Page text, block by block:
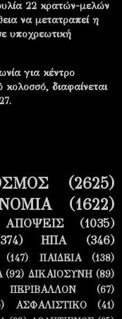
22 κρατών-μελών
να μετατραπεί η
υποχρεωτική
για κέντρο
διαφαίνεται
(2625)
(1622)
ΑΠΟΨΕΙΣ
(1035)
ΗΠΑ
(346)
(147) ΠΑΙΔΕΙΑ
(138)
(92) ΔΙΚΑΙΟΣΥΝΗ (89)
ΠΕΡΙΒΑΛΛΟΝ
(67)
ΑΣΦΑΛΙΣΤΙΚΟ
(41)